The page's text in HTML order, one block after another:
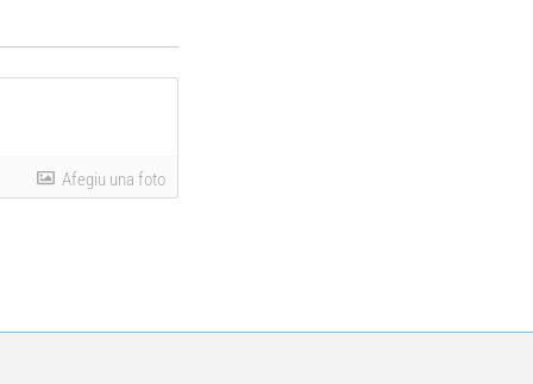
Afegiu una foto